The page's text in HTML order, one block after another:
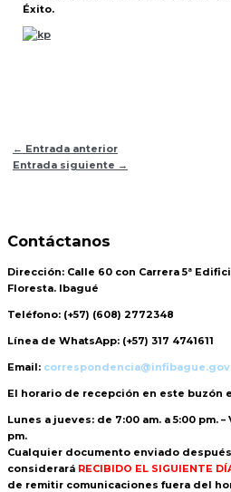
Éxito.
← Entrada anterior
Entrada siguiente →
Contáctanos
Dirección: Calle 60 con Carrera 5ª
Floresta. Ibagué
Teléfono: (+57) (608) 2772348
Línea de WhatsApp: (+57) 317 4741611
Email:
El horario de recepción en este buzón
Lunes a jueves: de 7:00 am. a 5:00 pm.
pm.
Cualquier documento enviado
considerará RECIBIDO EL SIGUIENTE
de remitir comunicaciones fuera del